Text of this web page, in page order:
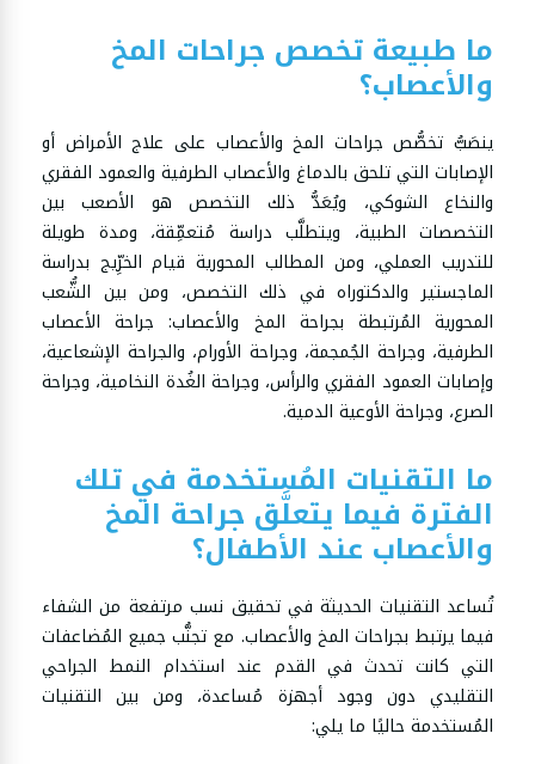
ما طبيعة تخصص جراحات المخ
والأعصاب؟
ينصَبُّ تخصُّص جراحات المخ والأعصاب على علاج الأمراض أو
الإصابات التي تلحق بالدماغ والأعصاب الطرفية والعمود الفقري
والنخاع الشوكي، ويُعَدُّ ذلك التخصص هو الأصعب بين
التخصصات الطبية، ويتطلَّب دراسة مُتعمِّقة، ومدة طويلة
للتدريب العملي، ومن المطالب المحورية قيام الخرِّيج بدراسة
الماجستير والدكتوراه في ذلك التخصص، ومن بين الشُّعب
المحورية المُرتبطة بجراحة المخ والأعصاب: جراحة الأعصاب
الطرفية، وجراحة الجُمجمة، وجراحة الأورام، والجراحة الإشعاعية،
وإصابات العمود الفقري والرأس، وجراحة الغُدة النخامية، وجراحة
الصرع، وجراحة الأوعية الدمية.
ما التقنيات المُستخدمة في تلك
الفترة فيما يتعلَّق جراحة المخ
والأعصاب عند الأطفال؟
تُساعد التقنيات الحديثة في تحقيق نسب مرتفعة من الشفاء
فيما يرتبط بجراحات المخ والأعصاب. مع تجنُّب جميع المُضاعفات
التي كانت تحدث في القدم عند استخدام النمط الجراحي
التقليدي دون وجود أجهزة مُساعدة، ومن بين التقنيات
المُستخدمة حاليًا ما يلي: